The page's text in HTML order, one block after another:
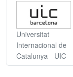
Universitat
Internacional de
Catalunya - UIC